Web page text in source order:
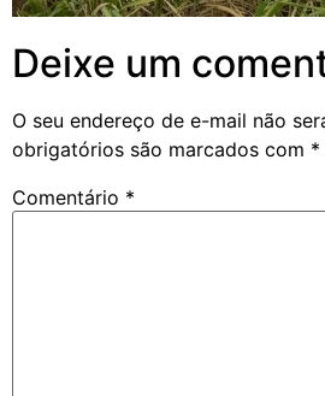
Deixe um
O seu endereço de e-mail não
obrigatórios são marcados com *
Comentário *